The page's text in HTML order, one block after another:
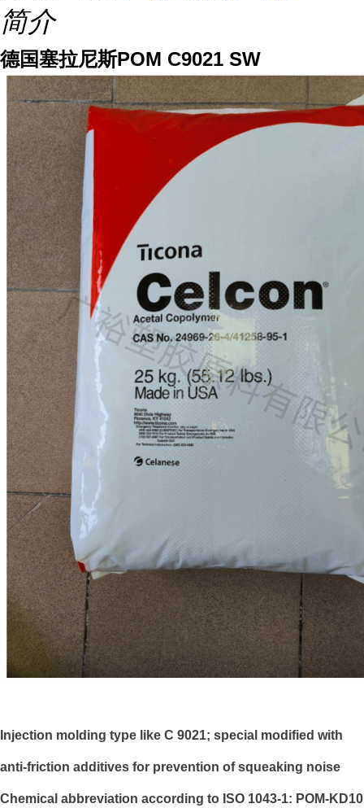
简介
德国塞拉尼斯POM C9021 SW
Injection molding type like C 9021; special modified with
anti-friction additives for prevention of squeaking noise
Chemical abbreviation according to ISO 1043-1: POM-KD10